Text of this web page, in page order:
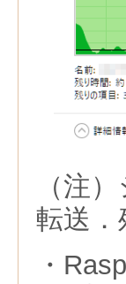
（注
転送
・